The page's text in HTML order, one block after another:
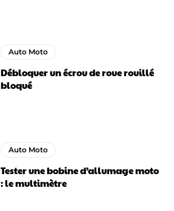
Auto Moto
Débloquer un écrou de roue rouillé
bloqué
Auto Moto
Tester une bobine d’allumage moto
: le multimètre